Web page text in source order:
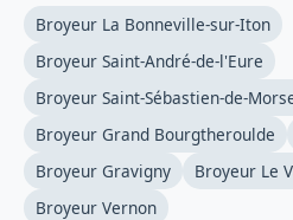
Broyeur La Bonneville-sur-Iton
Broyeur Saint-André-de-l'Eure
Broyeur Saint-Sébastien-de-
Broyeur Grand Bourgtheroulde
Broyeur Gravigny
Broyeur Le
Broyeur Vernon